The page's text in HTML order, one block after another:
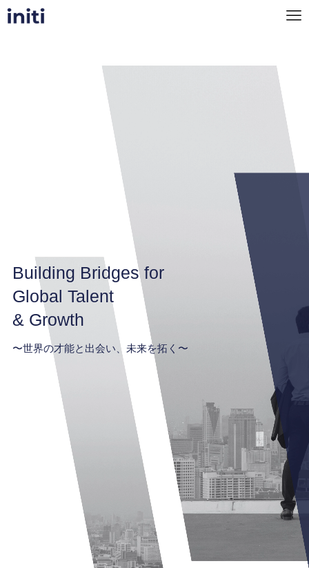
Building Bridges for
Global Talent
& Growth
〜世界の才能と出会い、未来を拓く〜